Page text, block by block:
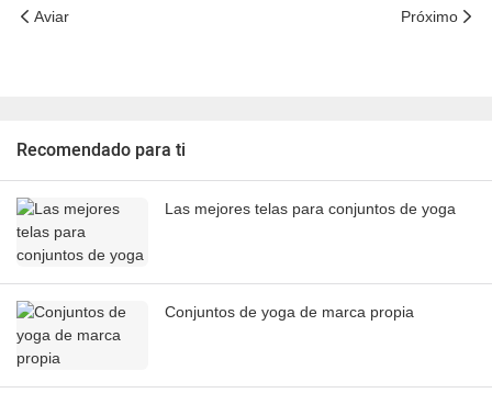
Aviar Próximo
Recomendado para ti
Las mejores telas para conjuntos de yoga
Conjuntos de yoga de marca propia